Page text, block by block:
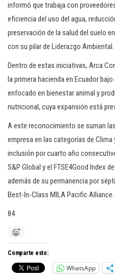
informó que trabaja con
eficiencia del uso del agua,
preservación de la salud del suelo
con su pilar de Liderazgo Ambiental.
Dentro de estas iniciativas, Arca
la primera hacienda en Ecuador
enfocado en bienestar animal y
nutricional, cuya expansión está
A este reconocimiento se suman
empresa en las categorías de Clima
inclusión por cuarto año
S&P Global y el FTSE4Good Index
además de su permanencia por
Best-In-Class MILA Pacific Alliance.
84
Comparte esto:
WhatsApp